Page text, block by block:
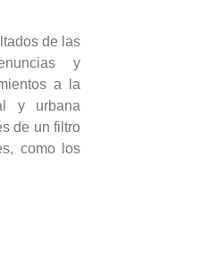
de las
y
a la
y urbana
de un filtro
como los